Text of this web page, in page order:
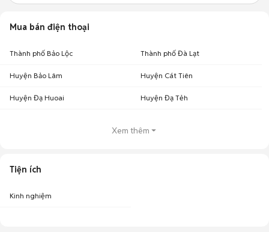
Mua bán điện thoại
Thành phố Bảo Lộc Thành phố Đà Lạt
Huyện Bảo Lâm Huyện Cát Tiên
Huyện Đạ Huoai Huyện Đạ Tẻh
Xem thêm
Tiện ích
Kinh nghiệm